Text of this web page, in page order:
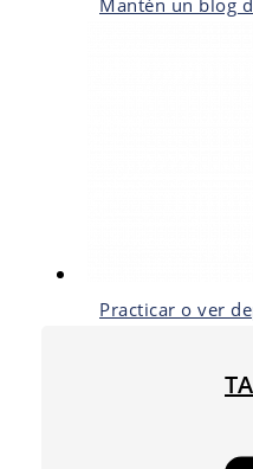
Mantén un blog
Practicar o ver